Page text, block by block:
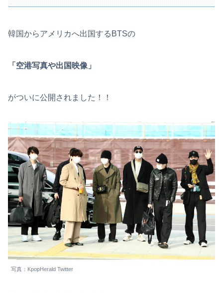
韓国からアメリカへ出国するBTSの
「空港写真や出国映像」
がついに公開されました！！
写真：KpopHerald Twitter